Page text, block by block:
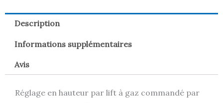
Description
Informations supplémentaires
Avis
Réglage en hauteur par lift à gaz commandé par